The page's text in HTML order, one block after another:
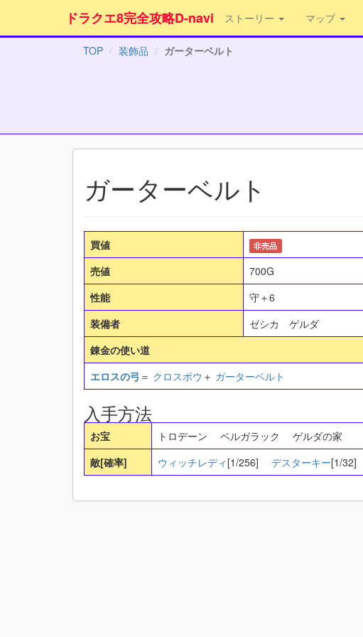
ドラクエ8完全攻略D-navi ストーリー マップ
TOP 装飾品 ガーターベルト
ガーターベルト
買値 非売品
売値
700G
性能
守＋6
装備者
ゼシカ ゲルダ
錬金の使い道
エロスの弓 ＝ クロスボウ ＋ ガーターベルト
入手方法
お宝
トロデーン ベルガラック ゲルダの家
敵[確率]
ウィッチレディ [1/256] デスターキー[1/32]